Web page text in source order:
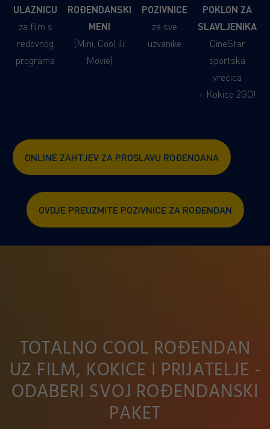
ULAZNICU
za film s
redovnog
programa
ROĐENDANSKI
MENI
(Mini, Cool ili
Movie)
POZIVNICE
za sve
uzvanike
POKLON ZA
SLAVLJENIKA
CineStar
sportska
vrećica
+ Kokice 2GO!
ONLINE ZAHTJEV ZA PROSLAVU ROĐENDANA
OVDJE PREUZMITE POZIVNICE ZA ROĐENDAN
TOTALNO COOL ROĐENDAN
UZ FILM, KOKICE I PRIJATELJE -
ODABERI SVOJ ROĐENDANSKI
PAKET